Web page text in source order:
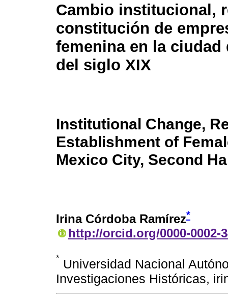
Cambio institucional,
constitución de
femenina en la
del siglo XIX
Institutional Change,
Establishment of
Mexico City, Second
Irina Córdoba Ramírez*
http://orcid.org/0000-0002-
* Universidad Nacional
Investigaciones Históricas,